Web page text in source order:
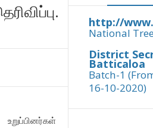
உறுப்பினர்கள்
http://
National
District
Batticaloa
Batch-1
16-10-2020)